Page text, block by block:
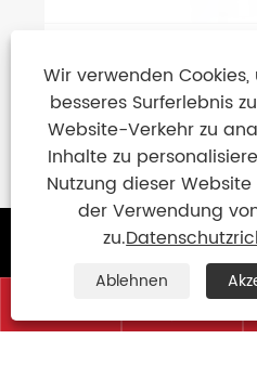
Wie wählt man unter
Versionen des
Hochdruckreinigers
richtige Modell aus?
Mehr sehen >>
Wir verwenden
besseres Surferlebnis
Website-Verkehr zu
Inhalte zu
Nutzung dieser
der Verwendung
zu.
Ablehnen